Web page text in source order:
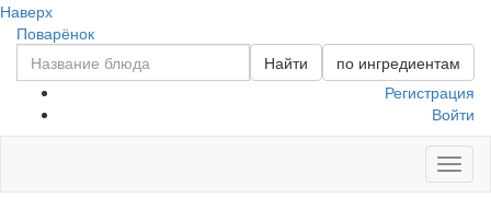
Наверх
Поварёнок
Найти
по ингредиентам
Регистрация
Войти